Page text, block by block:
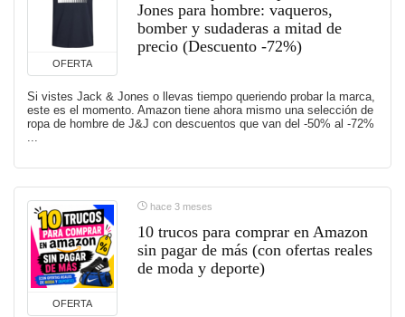
OFERTA
Jones para hombre: vaqueros,
bomber y sudaderas a mitad de
precio (Descuento -72%)
Si vistes Jack & Jones o llevas tiempo queriendo probar la marca,
este es el momento. Amazon tiene ahora mismo una selección de
ropa de hombre de J&J con descuentos que van del -50% al -72%
...
OFERTA
hace 3 meses
10 trucos para comprar en Amazon
sin pagar de más (con ofertas reales
de moda y deporte)